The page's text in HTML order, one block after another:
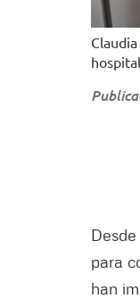
para
han